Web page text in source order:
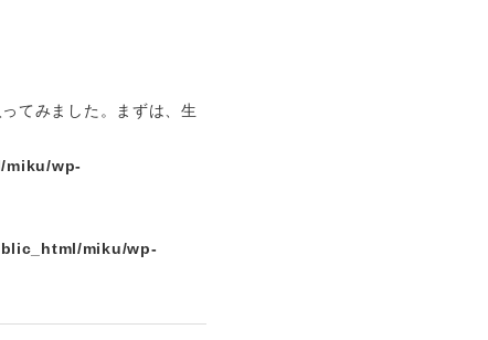
てみました。まずは、生
miku/wp-
miku/wp-